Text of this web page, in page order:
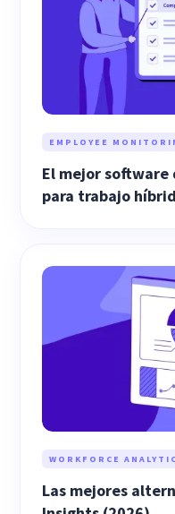
EMPLOYEE
El mejor
para trabajo
WORKFORCE
Las mejores